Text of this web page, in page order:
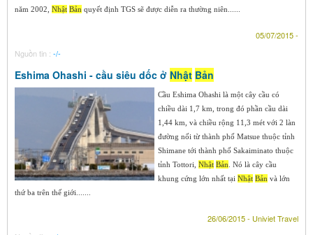
năm 2002, Nhật Bản quyết định TGS sẽ được diễn ra thường niên......
05/07/2015 -
Nguồn tin : -/-
Eshima Ohashi - cầu siêu dốc ở Nhật Bản
Cầu Eshima Ohashi là một cây cầu có
chiều dài 1,7 km, trong đó phần cầu dài
1,44 km, và chiều rộng 11,3 mét với 2 làn
đường nối từ thành phố Matsue thuộc tỉnh
Shimane tới thành phố Sakaiminato thuộc
tỉnh Tottori, Nhật Bản . Nó là cây cầu
khung cứng lớn nhất tại Nhật Bản và lớn
thứ ba trên thế giới.......
26/06/2015 - Univiet Travel